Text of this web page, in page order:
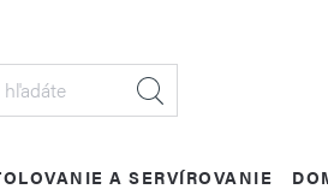
A SERVÍROVANIE